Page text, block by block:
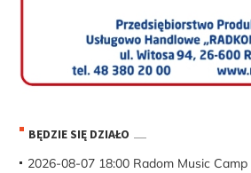
BĘDZIE SIĘ DZIAŁO
2026-08-07 18:00 Radom Music